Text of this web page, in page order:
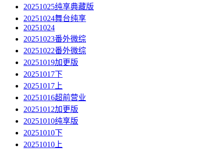
20251025纯享典藏版
20251024舞台纯享
20251024
20251023番外微综
20251022番外微综
20251019加更版
20251017下
20251017上
20251016超前营业
20251012加更版
20251010纯享版
20251010下
20251010上